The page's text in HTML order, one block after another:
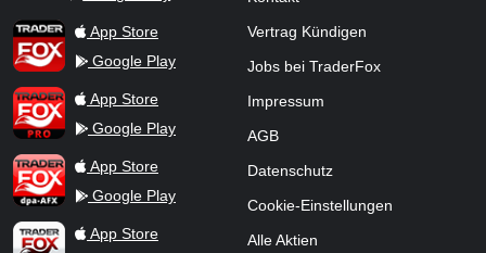
TraderFox AppApp Store
Google Play
TraderFox ProApp Store
Google Play
TraderFox dpa-AFX ProFeed
App Store
Google Play
TraderFox Live Trading
App Store
Vertrag Kündigen
Jobs bei TraderFox
Impressum
AGB
Datenschutz
Cookie-Einstellungen
Alle Aktien